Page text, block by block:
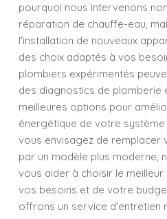
pourquoi nous intervenons
réparation de chauffe-eau,
l'installation de nouveaux
des choix adaptés à vos
plombiers expérimentés
des diagnostics de plomberie
meilleures options pour
énergétique de votre système
vous envisagez de remplacer
par un modèle plus moderne,
vous aider à choisir le
vos besoins et de votre
offrons un service d'entretien